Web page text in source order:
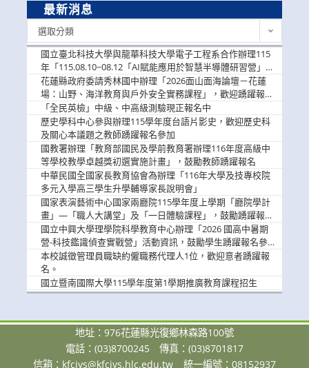
最新消息
選取分類
國立臺北科技大學與龍華科技大學電子工程系合作辦理115
年「115.08.10~08.12「AI賦能應用於智慧半導體研習營」，
歡迎學生踴躍報名參加
花蓮縣政府委請秀林國中辦理「2026面山面海論壇－花蓮
場：山野、海洋教育與戶外安全實務課程」，歡迎踴躍報名
參加
「全民英檢」中級、中高級測驗現正報名中
歷史學科中心參與辦理115學年度台語片影史，歡迎歷史科
及關心本議題之教師踴躍報名參加
國教署辦理「教育部國民及學前教育署辦理116年度高級中
等學校教學卓越獎初選實施計畫」，鼓勵教師踴躍報名
中華民國全國家長教育協會為辦理「116年大學及技專校院
多元入學高三學生升學輔導家長說明會」
國家表演藝術中心國家兩廳院115學年度上學期「廳院學計
畫」—「職人大講堂」及「一日體驗課程」，鼓勵踴躍報名
參與。
國立中興大學理學院科學教育中心辦理「2026 國高中暑期
營-科技鑑識偵查實戰營」活動資訊，鼓勵學生踴躍報名參
加。
本校誠徵管理員職缺約僱職務代理人1位，歡迎意者踴躍報
名。
國立暨南國際大學115學年度第1學期推廣教育課程招生
地址：976花蓮縣光復鄉林森路100號
電話：(03)8700245
傳真：(03)8701817
信箱： kfcivs@kfcivs.hlc.edu.tw 統一編號：08152937